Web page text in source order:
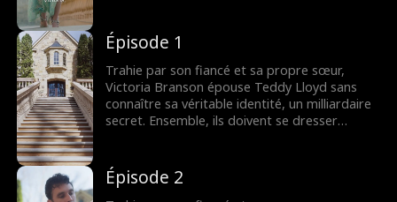
trouver leur fin heureuse.
Épisode 1
Trahie par son fiancé et sa propre sœur,
Victoria Branson épouse Teddy Lloyd sans
connaître sa véritable identité, un milliardaire
secret. Ensemble, ils doivent se dresser
trouver leur fin heureuse.
Épisode 2